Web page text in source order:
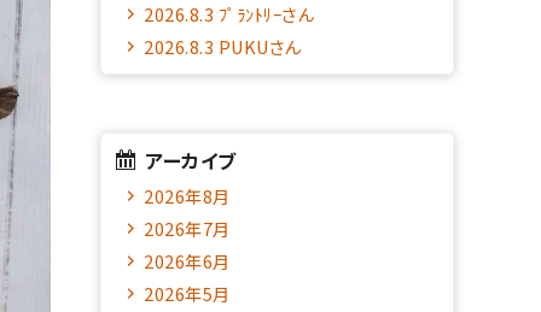
2026.8.3 ﾌﾟﾗﾝﾄﾘｰさん
2026.8.3 PUKUさん
アーカイブ
2026年8月
2026年7月
2026年6月
2026年5月